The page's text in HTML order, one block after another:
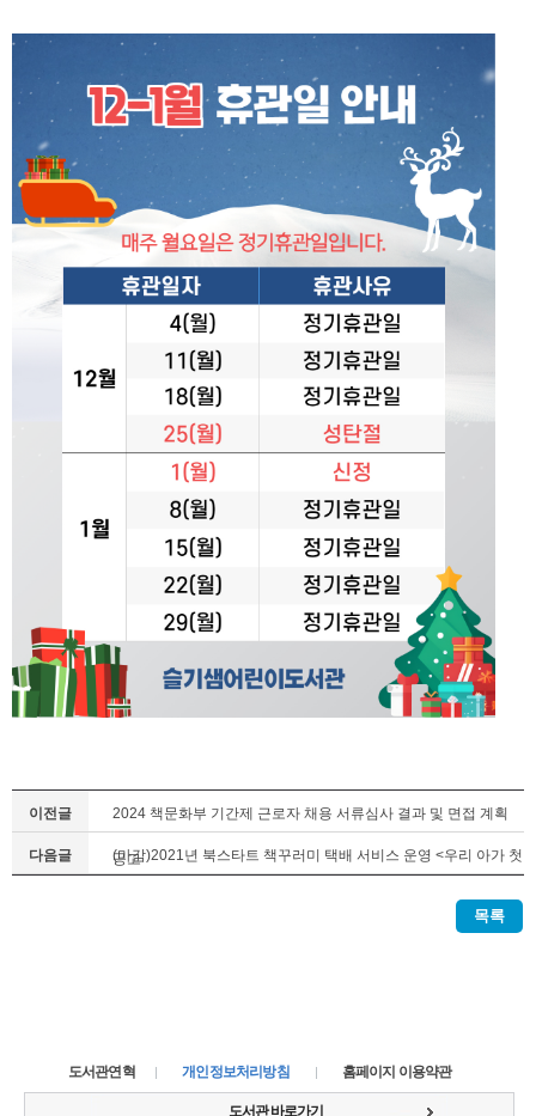
이전글 2024 책문화부 기간제 근로자 채용 서류심사 결과 및 면접 계획
공고
다음글 (마감)2021년 북스타트 책꾸러미 택배 서비스 운영 <우리 아가 첫
목록
도서관연혁 개인정보처리방침 홈페이지 이용약관
도서관 바로가기